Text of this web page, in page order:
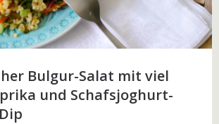
Bulgur-Salat mit viel
und Schafsjoghurt-